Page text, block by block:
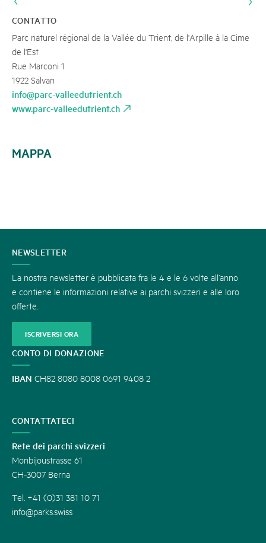
CONTATTO
Parc naturel régional de la Vallée du Trient, de l'Arpille à la Cime
de l'Est
Rue Marconi 1
1922 Salvan
info@parc-valleedutrient.ch
www.parc-valleedutrient.ch
MAPPA
CONTATTATECI
NEWSLETTER
La nostra newsletter è pubblicata fra le 4 e le 6 volte all’anno
e contiene le informazioni relative ai parchi svizzeri e alle loro
offerte.
ISCRIVERSI ORA
CONTO DI DONAZIONE
IBAN CH82 8080 8008 0691 9408 2
CONTATTATECI
Rete dei parchi svizzeri
Monbijoustrasse 61
CH-3007 Berna
Tel. +41 (0)31 381 10 71
info@parks.swiss